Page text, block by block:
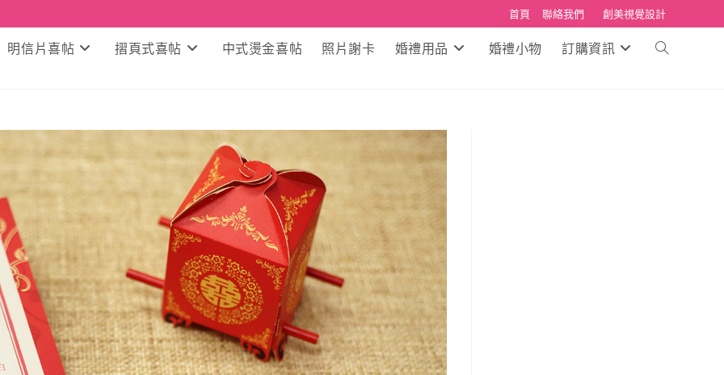
首頁 聯絡我們 創美視覺設計
明信片喜帖 摺頁式喜帖 中式燙金喜帖 照片謝卡 婚禮用品 婚禮小物 訂購資訊 Toggle